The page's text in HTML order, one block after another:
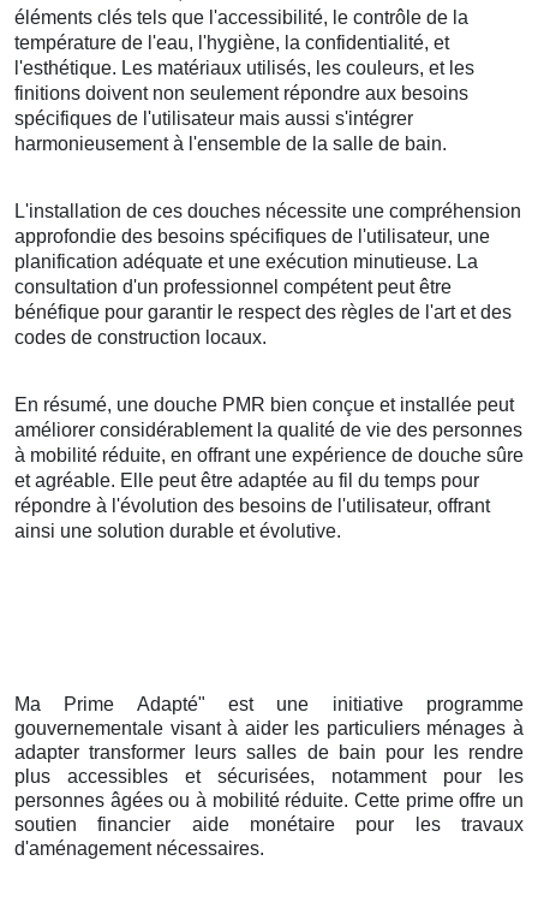
éléments clés tels que l'accessibilité, le contrôle de la
température de l'eau, l'hygiène, la confidentialité, et
l'esthétique. Les matériaux utilisés, les couleurs, et les
finitions doivent non seulement répondre aux besoins
spécifiques de l'utilisateur mais aussi s'intégrer
harmonieusement à l'ensemble de la salle de bain.
L'installation de ces douches nécessite une compréhension
approfondie des besoins spécifiques de l'utilisateur, une
planification adéquate et une exécution minutieuse. La
consultation d'un professionnel compétent peut être
bénéfique pour garantir le respect des règles de l'art et des
codes de construction locaux.
En résumé, une douche PMR bien conçue et installée peut
améliorer considérablement la qualité de vie des personnes
à mobilité réduite, en offrant une expérience de douche sûre
et agréable. Elle peut être adaptée au fil du temps pour
répondre à l'évolution des besoins de l'utilisateur, offrant
ainsi une solution durable et évolutive.
Ma Prime Adapté" est une initiative programme
gouvernementale visant à aider les particuliers ménages à
adapter transformer leurs salles de bain pour les rendre
plus accessibles et sécurisées, notamment pour les
personnes âgées ou à mobilité réduite. Cette prime offre un
soutien financier aide monétaire pour les travaux
d'aménagement nécessaires.